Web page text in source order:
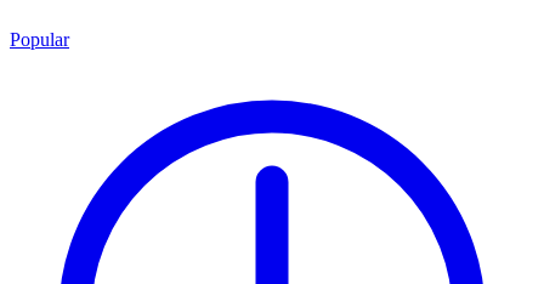
Popular